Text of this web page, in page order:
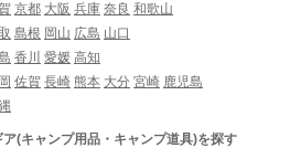
京都 大阪 兵庫 奈良 和歌山
島根 岡山 広島 山口
香川 愛媛 高知
佐賀 長崎 熊本 大分 宮崎 鹿児島
ア(キャンプ用品・キャンプ道具)を探す